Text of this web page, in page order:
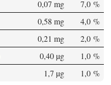
0,07 mg
7,0 %
0,58 mg
4,0 %
0,21 mg
2,0 %
0,40 µg
1,0 %
1,7 µg 1,0 %